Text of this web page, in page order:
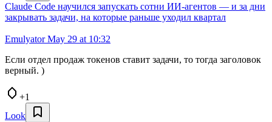
Claude Code научился запускать сотни ИИ-агентов — и за дни
закрывать задачи, на которые раньше уходил квартал
EmulyatorMay 29 at 10:32
Если отдел продаж токенов ставит задачи, то тогда заголовок
верный. )
+1
Look